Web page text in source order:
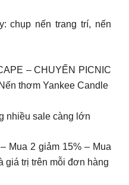
chụp nến trang trí, nến
– CHUYẾN PICNIC
thơm Yankee Candle
nhiều sale càng lớn
Mua 2 giảm 15% – Mua
giá trị trên mỗi đơn hàng